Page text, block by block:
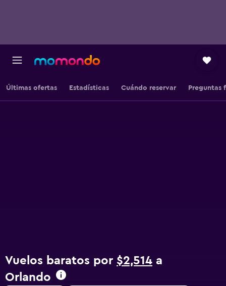
Últimas ofertas Estadísticas Cuándo reservar Preguntas
Vuelos baratos por $2,514 a
Orlando